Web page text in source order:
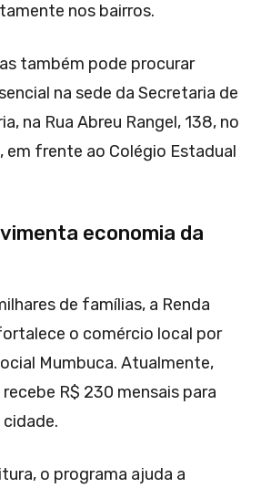
nos bairros.
também pode procurar
na sede da Secretaria de
na Rua Abreu Rangel, 138, no
em frente ao Colégio Estadual
economia da
de famílias, a Renda
o comércio local por
Mumbuca. Atualmente,
R$ 230 mensais para
o programa ajuda a